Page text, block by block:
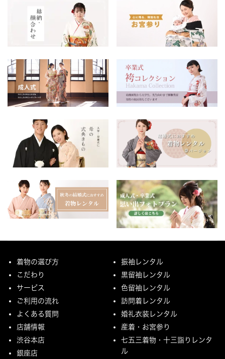
着物の選び方
こだわり
サービス
ご利用の流れ
よくある質問
店舗情報
渋谷本店
銀座店
振袖レンタル
黒留袖レンタル
色留袖レンタル
訪問着レンタル
婚礼衣装レンタル
産着・お宮参り
七五三着物・十三詣りレンタ
ル